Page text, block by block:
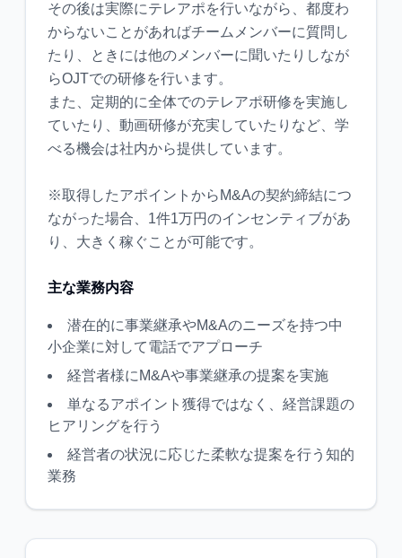
その後は実際にテレアポを行いながら、都度わ
からないことがあればチームメンバーに質問し
たり、ときには他のメンバーに聞いたりしなが
らOJTでの研修を行います。
また、定期的に全体でのテレアポ研修を実施し
ていたり、動画研修が充実していたりなど、学
べる機会は社内から提供しています。
※取得したアポイントからM&Aの契約締結につ
ながった場合、1件1万円のインセンティブがあ
主な業務内容
潜在的に事業継承やM&Aのニーズを持つ中
小企業に対して電話でアプローチ
経営者様にM&Aや事業継承の提案を実施
単なるアポイント獲得ではなく、経営課題の
ヒアリングを行う
経営者の状況に応じた柔軟な提案を行う知的
業務